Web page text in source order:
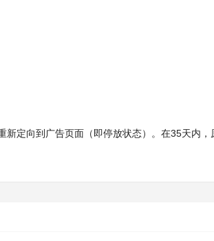
定向到广告页面（即停放状态）。在35天内，